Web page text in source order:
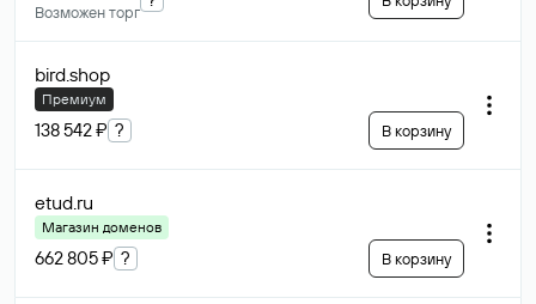
Возможен торг
bird.shop
Премиум
138 542 ₽ ? В корзину
etud.ru
Магазин доменов
662 805 ₽ ? В корзину